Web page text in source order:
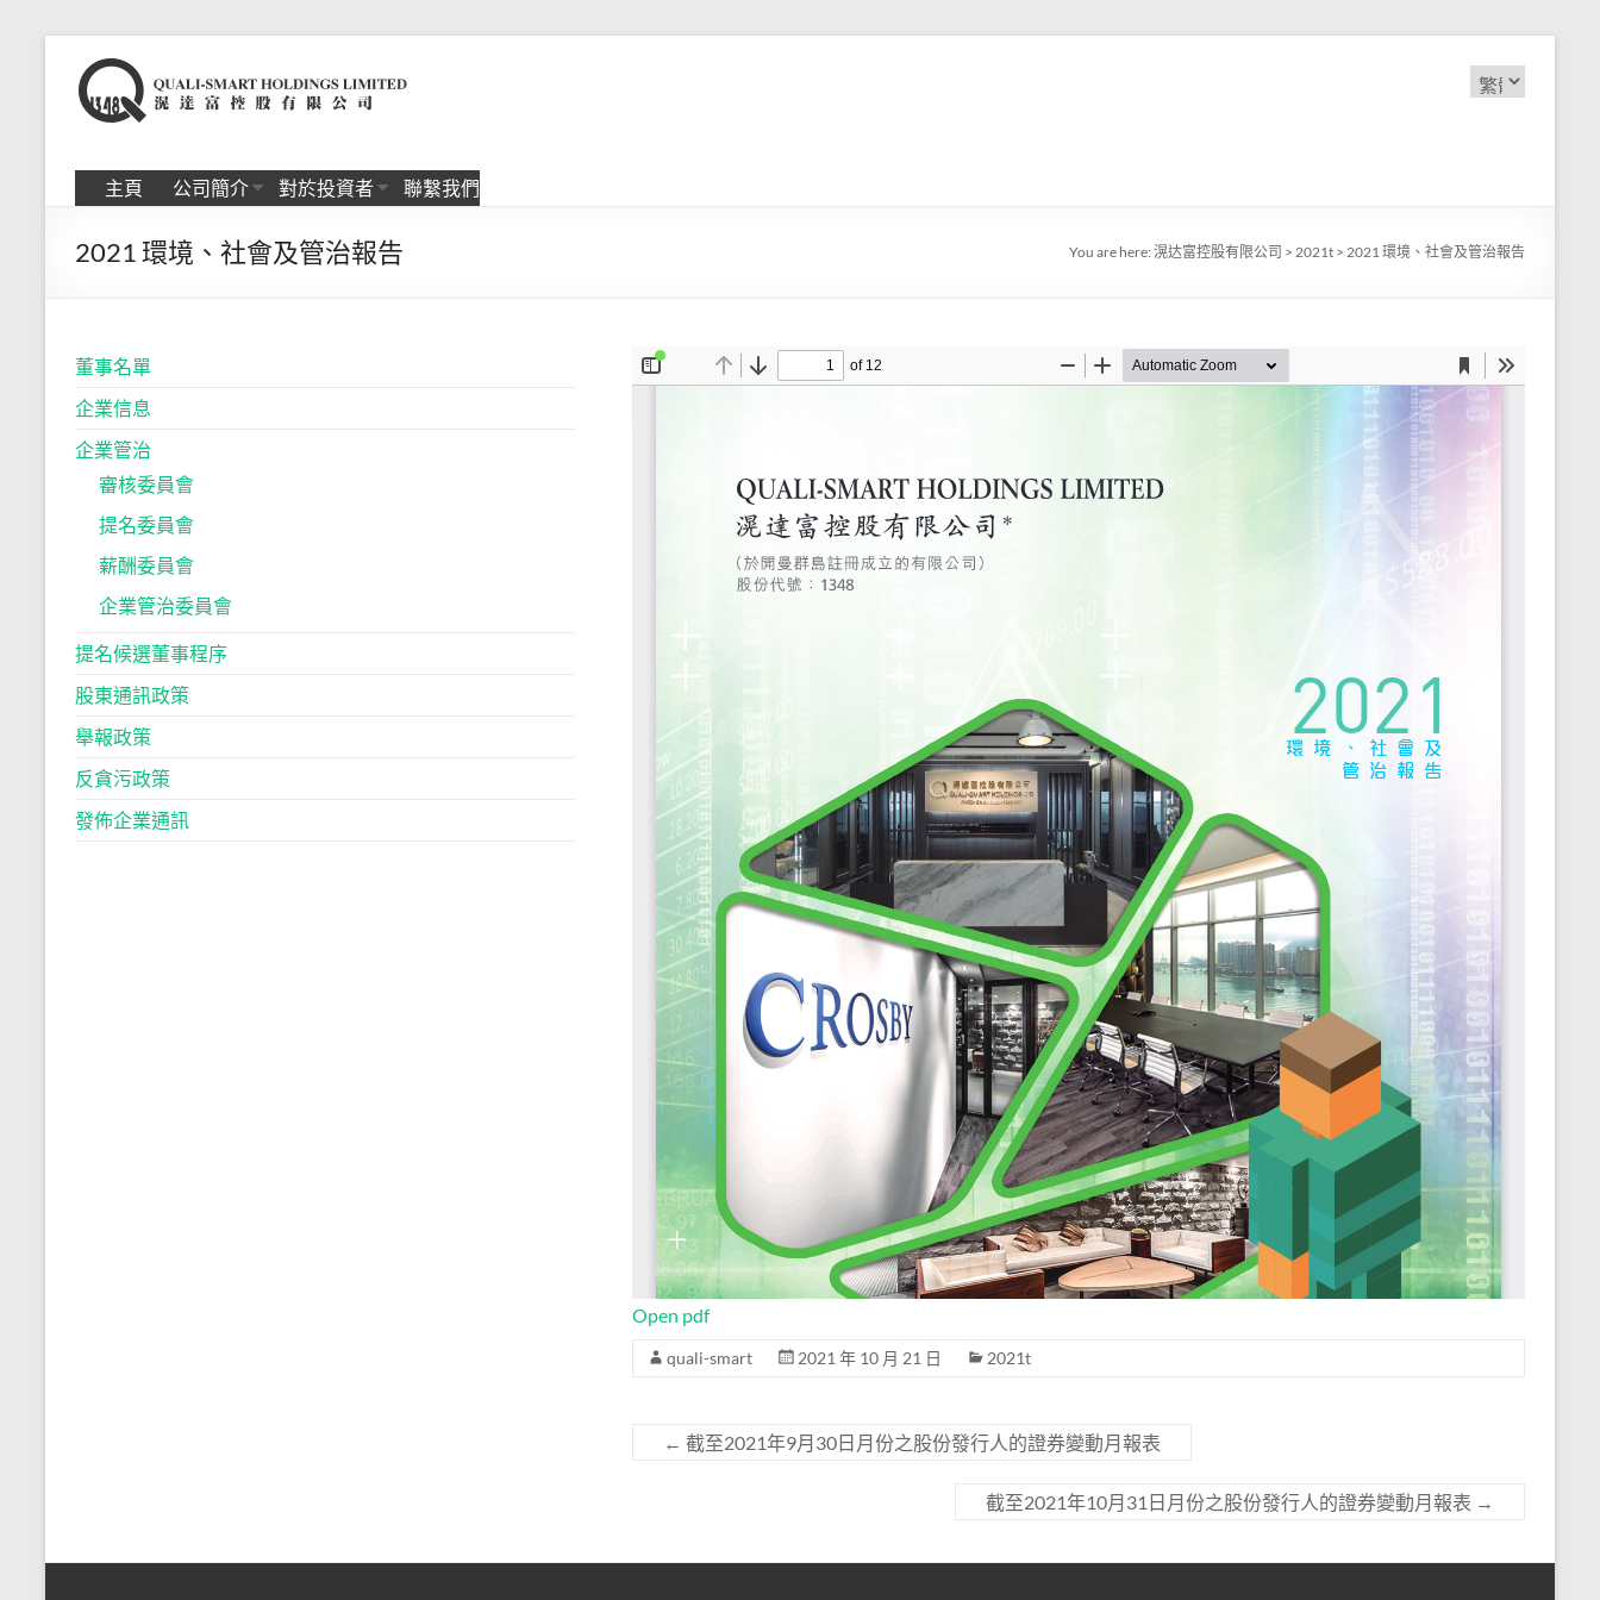
content
滉
达
富
控
股
限
公
司
Choose
a
主頁 公司簡介 對於投資者 聯繫我們
2021 環境、社會及管治報告 You are here: 滉达富控股有限公司 > 2021t > 2021 環境、社會及管治報告
Open pdf
quali-smart 2021 年 10 月 21 日 2021t
← 截至2021年9月30日月份之股份發行人的證券變動月報表
截至2021年10月31日月份之股份發行人的證券變動月報表 →
董事名單
企業信息
企業管治
審核委員會
提名委員會
薪酬委員會
企業管治委員會
提名候選董事程序
股東通訊政策
舉報政策
反貪污政策
發佈企業通訊